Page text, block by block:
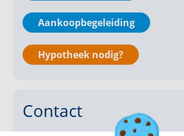
Indeling
Begane grond
toilet en de leefruimte. De
en licht, met vloerverwarming als
Aankoopbegeleiding
Hypotheek nodig?
Contact